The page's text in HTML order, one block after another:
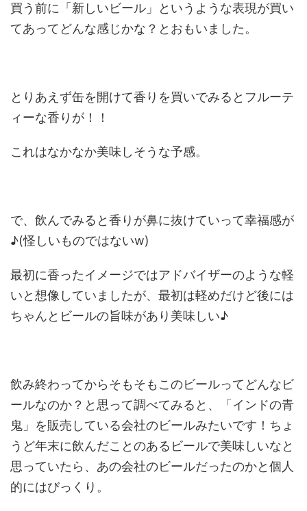
買う前に「新しいビール」というような表現が買い
てあってどんな感じかな？とおもいました。
とりあえず缶を開けて香りを買いでみるとフルーテ
ィーな香りが！！
これはなかなか美味しそうな予感。
で、飲んでみると香りが鼻に抜けていって幸福感が
♪(怪しいものではないw)
最初に香ったイメージではアドバイザーのような軽
いと想像していましたが、最初は軽めだけど後には
ちゃんとビールの旨味があり美味しい♪
飲み終わってからそもそもこのビールってどんなビ
ールなのか？と思って調べてみると、「インドの青
鬼」を販売している会社のビールみたいです！ちょ
うど年末に飲んだことのあるビールで美味しいなと
思っていたら、あの会社のビールだったのかと個人
的にはびっくり。